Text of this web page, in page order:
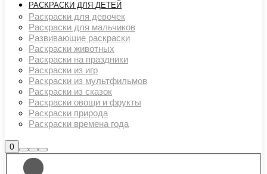
РАСКРАСКИ ДЛЯ ДЕТЕЙ
Раскраски для девочек
Раскраски для мальчиков
Развивающие раскраски
Раскраски животных
Раскраски на праздники
Раскраски из игр
Раскраски из мультфильмов
Раскраски из сказок
Раскраски овощи и фрукты
Раскраски природа
Раскраски времена года
0Боковая
панель
магазина
Найти
Больше
информации
Главное
меню